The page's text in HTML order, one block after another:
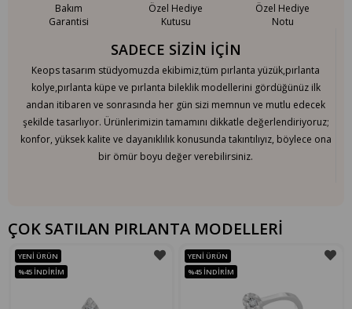
SADECE SİZİN İÇİN
Keops tasarım stüdyomuzda ekibimiz,tüm pırlanta yüzük,pırlanta
kolye,pırlanta küpe ve pırlanta bileklik modellerini gördüğünüz ilk
andan itibaren ve sonrasında her gün sizi memnun ve mutlu edecek
şekilde tasarlıyor. Ürünlerimizin tamamını dikkatle değerlendiriyoruz;
konfor, yüksek kalite ve dayanıklılık konusunda takıntılıyız, böylece ona
bir ömür boyu değer verebilirsiniz.
Bakım
Garantisi
Özel Hediye
Kutusu
Özel Hediye
Notu
ÇOK SATILAN PIRLANTA MODELLERİ
YENI ÜRÜN
%45 İNDIRIM
YENI ÜRÜN
%45 İNDIRIM